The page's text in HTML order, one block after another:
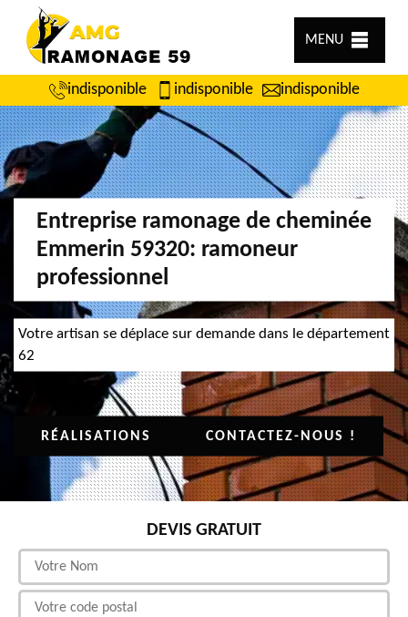
MENU
indisponible indisponible indisponible
Entreprise ramonage de cheminée
Emmerin 59320: ramoneur
professionnel
Votre artisan se déplace sur demande dans le département
62
RÉALISATIONS CONTACTEZ-NOUS !
DEVIS GRATUIT